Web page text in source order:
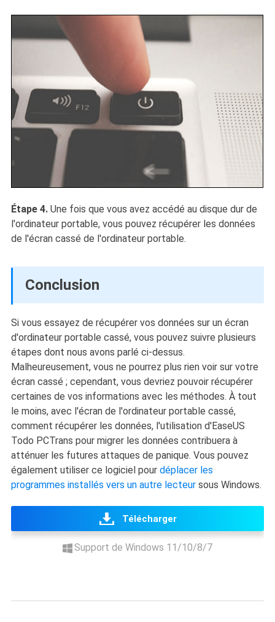
Étape 4.Une fois que vous avez accédé au disque dur de
l'ordinateur portable, vous pouvez récupérer les données
de l'écran cassé de l'ordinateur portable.
Conclusion
Si vous essayez de récupérer vos données sur un écran
d'ordinateur portable cassé, vous pouvez suivre plusieurs
étapes dont nous avons parlé ci-dessus.
Malheureusement, vous ne pourrez plus rien voir sur votre
écran cassé ; cependant, vous devriez pouvoir récupérer
certaines de vos informations avec les méthodes. À tout
le moins, avec l'écran de l'ordinateur portable cassé,
comment récupérer les données, l'utilisation d'EaseUS
Todo PCTrans pour migrer les données contribuera à
atténuer les futures attaques de panique. Vous pouvez
également utiliser ce logiciel pour déplacer les
programmes installés vers un autre lecteursous Windows.
Télécharger
Support de Windows 11/10/8/7